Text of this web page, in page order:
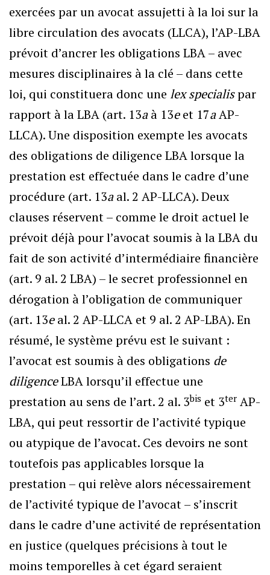
exercées par un avocat assujetti à la loi sur la
libre circulation des avocats (LLCA), l’AP-LBA
prévoit d’ancrer les obligations LBA – avec
mesures disciplinaires à la clé – dans cette
loi, qui constituera donc une lex specialispar
rapport à la LBA (art. 13aà 13eet 17aAP-
LLCA). Une disposition exempte les avocats
des obligations de diligence LBA lorsque la
prestation est effectuée dans le cadre d’une
procédure (art. 13aal. 2 AP-LLCA). Deux
clauses réservent – comme le droit actuel le
prévoit déjà pour l’avocat soumis à la LBA du
fait de son activité d’intermédiaire financière
(art. 9 al. 2 LBA) – le secret professionnel en
dérogation à l’obligation de communiquer
(art. 13eal. 2 AP-LLCA et 9 al. 2 AP-LBA). En
résumé, le système prévu est le suivant :
l’avocat est soumis à des obligations de
diligenceLBA lorsqu’il effectue une
prestation au sens de l’art. 2 al. 3bis et 3ter AP-
LBA, qui peut ressortir de l’activité typique
ou atypique de l’avocat. Ces devoirs ne sont
toutefois pas applicables lorsque la
prestation – qui relève alors nécessairement
de l’activité typique de l’avocat – s’inscrit
dans le cadre d’une activité de représentation
en justice (quelques précisions à tout le
moins temporelles à cet égard seraient